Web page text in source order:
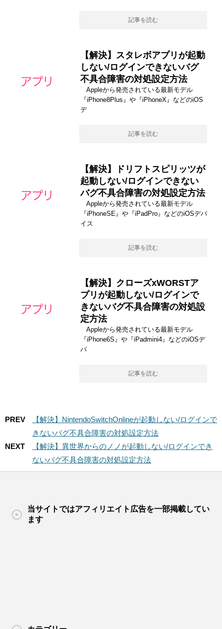
記事を読む
【解決】スタレボアプリが起動
しない/ログインできないバグ
不具合障害の対処設定方法
Appleから発売されている最新モデル
『iPhone8Plus』や『iPhoneX』などのiOS
デ
記事を読む
【解決】ドリフトスピリッツが
起動しない/ログインできない
バグ不具合障害の対処設定方法
Appleから発売されている最新モデル
『iPhoneSE』や『iPadPro』などのiOSデバ
イス
記事を読む
【解決】クローズxWORSTア
プリが起動しない/ログインで
きないバグ不具合障害の対処設
定方法
Appleから発売されている最新モデル
『iPhone6S』や『iPadmini4』などのiOSデ
バ
記事を読む
PREV
【解決】NintendoSwitchOnlineが起動しない/ログインで
きないバグ不具合障害の対処設定方法
NEXT
【解決】異世界からのノノが起動しない/ログインでき
ないバグ不具合障害の対処設定方法
当サイトではアフィリエイト広告を一部掲載してい
ます